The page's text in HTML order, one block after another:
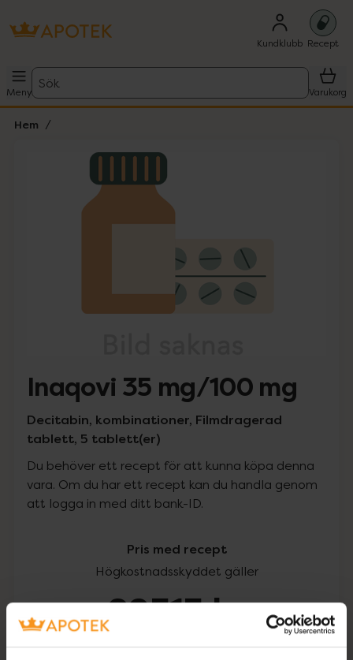
Kundklubb Recept
Meny
Sök
Varukorg
Hem
Lista: . Innehåller 1 objekt.
Inaqovi 35 mg/100 mg
Decitabin, kombinationer, Filmdragerad
tablett, 5 tablett(er)
Du behöver ett recept för att kunna köpa denna
vara. Om du har ett recept kan du handla genom
att logga in med ditt bank-ID.
Pris med recept
Högkostnadsskyddet gäller
29515 kr
I apotek:29515 kr